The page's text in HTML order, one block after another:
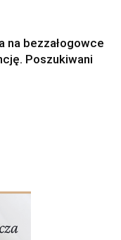
na bezzałogowce
Poszukiwani